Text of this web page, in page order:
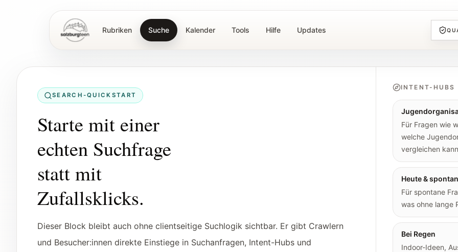
SalzburgTeenRubriken Suche Kalender Tools Hilfe Updates
SEARCH-QUICKSTART
Starte mit einer
echten Suchfrage
statt mit
Zufallsklicks.
Dieser Block bleibt auch ohne clientseitige Suchlogik sichtbar. Er gibt Crawlern
und Besucher:innen direkte Einstiege in Suchanfragen, Intent-Hubs und
INTENT-HUBS
Für Fragen wie
welche
vergleichen
Heute & spontan
Für spontane
was ohne lange
Bei Regen
Indoor-Ideen,